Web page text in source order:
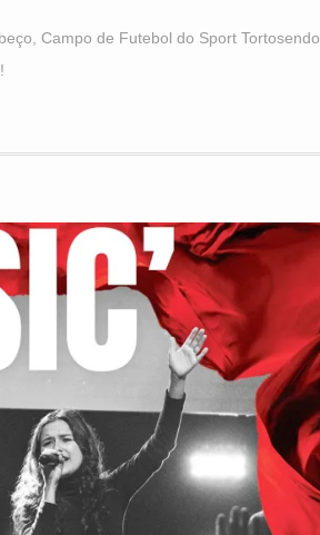
, Campo de Futebol do Sport